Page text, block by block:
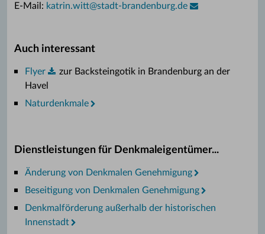
E-Mail: katrin.witt@stadt-brandenburg.de
Auch interessant
Flyer
zur Backsteingotik in Brandenburg an der
Havel
Naturdenkmale
Dienstleistungen für Denkmaleigentümer...
Änderung von Denkmalen Genehmigung
Beseitigung von Denkmalen Genehmigung
Denkmalförderung außerhalb der historischen
Innenstadt